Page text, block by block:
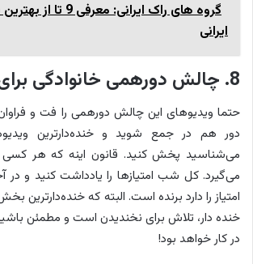
گروه های راک ایرانی:
ایرانی
8. چالش دورهمی خانوادگی برای نخندیدن
حتما ویدیوهای این چالش دورهمی را فت و
دور هم در جمع شوید و خنده‌دارترین
می‌شناسید پخش کنید. قانون اینه که هر کسی
می‌گیرد. کل شب امتیازها را یادداشت کنید و در
امتیاز را دارد برنده است. البته که
خنده دار، تلاش برای نخندیدن است و مطمئن
در کار خواهد بود!